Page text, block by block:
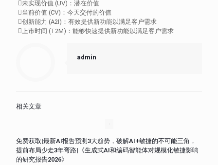
未实现价值 (UV)：潜在价值
当前价值 (CV)：今天交付的价值
创新能力 (A2I)：有效提供新功能以满足客户需求
上市时间 (T2M)：能够快速提供新功能以满足客户需求
admin
相关文章
免费获取|最新AI报告预测3大趋势，破解AI+敏捷的不可能三角，
提前布局少走3年弯路|《生成式AI和编码智能体对规模化敏捷影响
的研究报告2026》